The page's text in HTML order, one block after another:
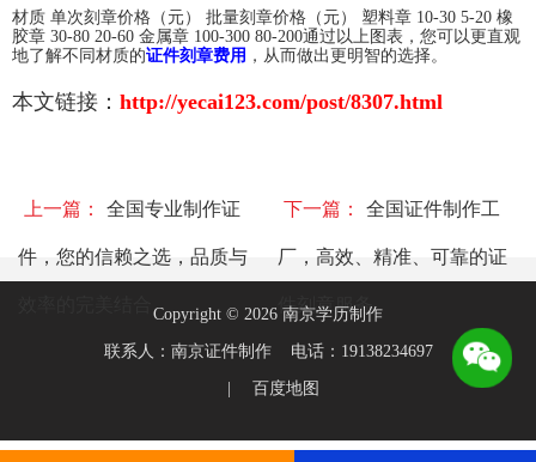
材质 单次刻章价格（元） 批量刻章价格（元） 塑料章 10-30 5-20 橡
胶章 30-80 20-60 金属章 100-300 80-200通过以上图表，您可以更直观
地了解不同材质的证件刻章费用 ，从而做出更明智的选择。
本文链接： http://yecai123.com/post/8307.html
上一篇： 全国专业制作证
件，您的信赖之选，品质与
下一篇： 全国证件制作工
厂，高效、精准、可靠的证
件刻章服务
Copyright © 2026 南京学历制作
联系人：南京证件制作 电话：19138234697
百度地图